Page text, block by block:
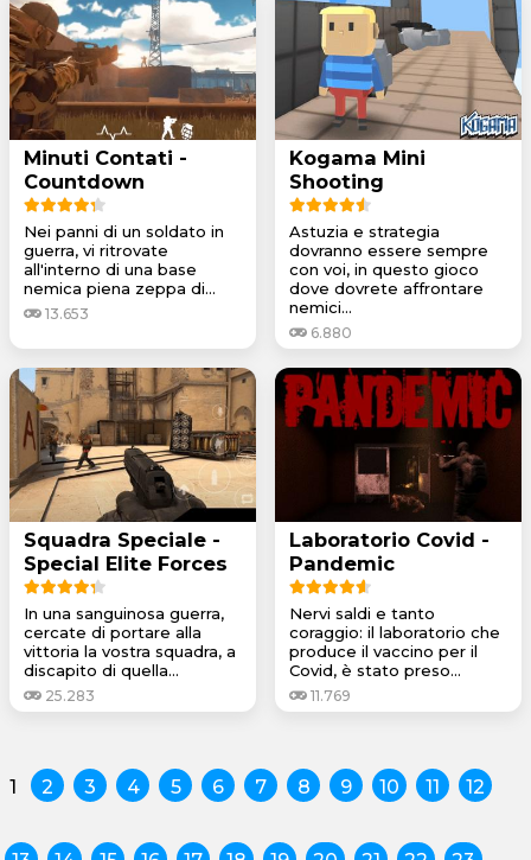
Minuti Contati -
Countdown
Nei panni di un soldato in
guerra, vi ritrovate
all'interno di una base
nemica piena zeppa di...
13.653
Kogama Mini
Shooting
Astuzia e strategia
dovranno essere sempre
con voi, in questo gioco
dove dovrete affrontare
nemici...
6.880
Squadra Speciale -
Special Elite Forces
In una sanguinosa guerra,
cercate di portare alla
vittoria la vostra squadra, a
discapito di quella...
25.283
Laboratorio Covid -
Pandemic
Nervi saldi e tanto
coraggio: il laboratorio che
produce il vaccino per il
Covid, è stato preso...
11.769
1 2 3 4 5 6 7 8 9 10 11 12